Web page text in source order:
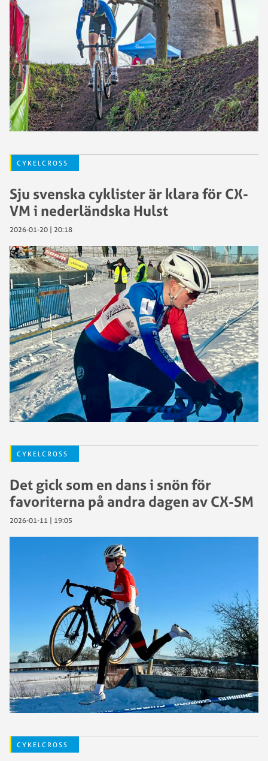
CYKELCROSS
Sju svenska cyklister är klara för CX-
VM i nederländska Hulst
2026-01-20 | 20:18
CYKELCROSS
Det gick som en dans i snön för
favoriterna på andra dagen av CX-SM
2026-01-11 | 19:05
CYKELCROSS